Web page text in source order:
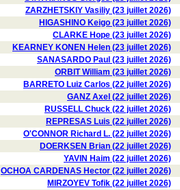
ZARZHETSKIY Vasiliy (23 juillet 2026)
HIGASHINO Keigo (23 juillet 2026)
CLARKE Hope (23 juillet 2026)
KEARNEY KONEN Helen (23 juillet 2026)
SANASARDO Paul (23 juillet 2026)
ORBIT William (23 juillet 2026)
BARRETO Luiz Carlos (22 juillet 2026)
GANZ Axel (22 juillet 2026)
RUSSELL Chuck (22 juillet 2026)
REPRESAS Luis (22 juillet 2026)
O'CONNOR Richard L. (22 juillet 2026)
DOERKSEN Brian (22 juillet 2026)
YAVIN Haim (22 juillet 2026)
OCHOA CARDENAS Hector (22 juillet 2026)
MIRZOYEV Tofik (22 juillet 2026)